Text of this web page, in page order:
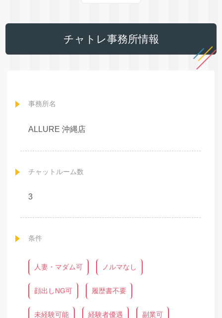
チャトレ事務所情報
事務所名
ALLURE 沖縄店
チャットルーム数
3
条件
人妻・マダム可 ノルマなし
顔出しNG可 履歴書不要
未経験可能 経験者優遇 副業可